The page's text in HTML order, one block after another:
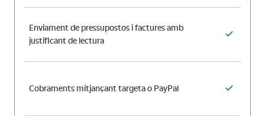
Enviament de pressupostos i factures amb
justificant de lectura
Cobraments mitjançant targeta o PayPal